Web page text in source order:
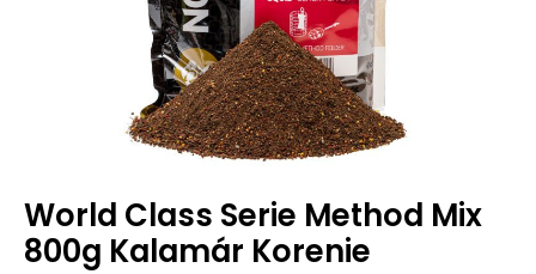
World Class Serie Method Mix
800g Kalamár Korenie